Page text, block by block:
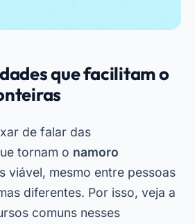
que facilitam o
de falar das
tornam o namoro
viável, mesmo entre pessoas
diferentes. Por isso, veja a
comuns nesses